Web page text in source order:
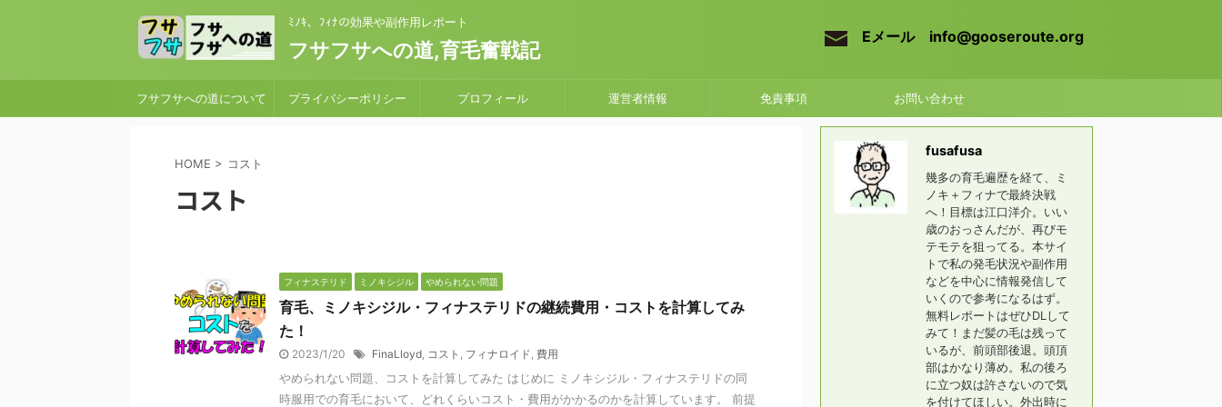
ﾐﾉｷ、ﾌｨﾅの効果や副作用レポート
フサフサへの道,育毛奮戦記
Eメール info@gooseroute.org
フサフサへの道について プライバシーポリシー プロフィール 運営者情報 免責事項 お問い合わせ
HOME > コスト
コスト
フィナステリド ミノキシジル やめられない問題
育毛、ミノキシジル・フィナステリドの継続費用・コストを計算してみ
た！
2023/1/20 FinaLloyd, コスト , フィナロイド, 費用
やめられない問題、コストを計算してみた はじめに ミノキシジル・フィナステリドの同
時服用での育毛において、どれくらいコスト・費用がかかるのかを計算しています。 前提
fusafusa
幾多の育毛遍歴を経て、ミ
ノキ＋フィナで最終決戦
へ！目標は江口洋介。いい
歳のおっさんだが、再びモ
テモテを狙ってる。本サイ
トで私の発毛状況や副作用
などを中心に情報発信して
いくので参考になるはず。
無料レポートはぜひDLして
みて！まだ髪の毛は残って
いるが、前頭部後退。頭頂
部はかなり薄め。私の後ろ
に立つ奴は許さないので気
を付けてほしい。外出時に